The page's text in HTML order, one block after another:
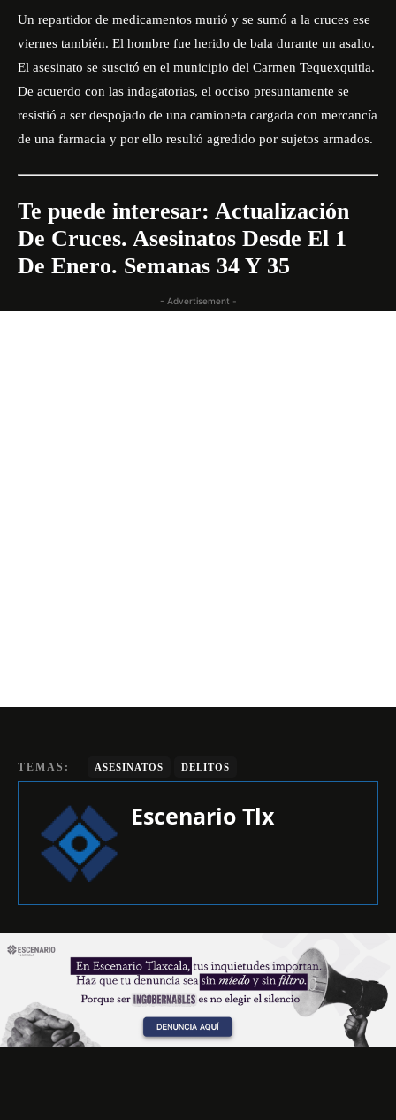
Un repartidor de medicamentos murió y se sumó a la cruces ese
viernes también. El hombre fue herido de bala durante un asalto.
El asesinato se suscitó en el municipio del Carmen Tequexquitla.
De acuerdo con las indagatorias, el occiso presuntamente se
resistió a ser despojado de una camioneta cargada con mercancía
de una farmacia y por ello resultó agredido por sujetos armados.
Te puede interesar: Actualización
De Cruces. Asesinatos Desde El 1
De Enero. Semanas 34 Y 35
- Advertisement -
TEMAS: ASESINATOS DELITOS
Escenario Tlx